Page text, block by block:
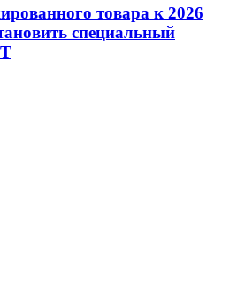
товара к 2026
специальный